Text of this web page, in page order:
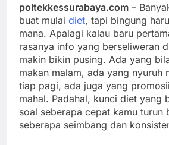
poltekkessurabaya.com –
buat mulai diet, tapi bingung
mana. Apalagi kalau baru
rasanya info yang berseliweran
makin bikin pusing. Ada yang
makan malam, ada yang nyuruh
tiap pagi, ada juga yang
mahal. Padahal, kunci diet yang
soal seberapa cepat kamu turun
seberapa seimbang dan